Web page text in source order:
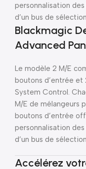
personnalisation
d’un bus de
Blackmagic
Advanced
Le modèle 2 M/E
boutons d’entrée et
System Control.
M/E de mélangeurs
boutons d’entrée
personnalisation
d’un bus de
Accélérez